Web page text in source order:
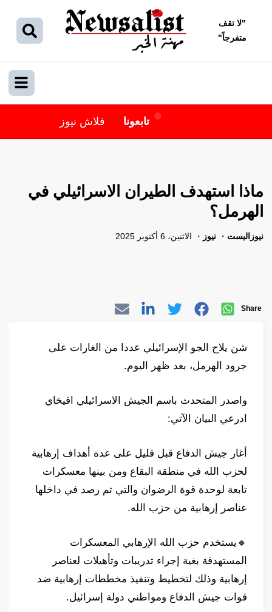
"لا تقف
متفرجاً"
تابعونا فلاش نيوز
ماذا استهدف الطيران الاسرائيلي في
الهرمل؟
نيوزاليست نيوز الاثنين، 6 أكتوبر 2025
Share
شن يلاح الجو الإسرائيلي عددا من الغارات على
جرود الهرمل، بعد ظهر اليوم.
واصدر المتحدث باسم الجيش الاسرائيلي اقيخاي
ادرعي البيان الآتي:
أغار جيش الدفاع قبل قليل على عدة أهداف إرهابية
لحزب الله في منطقة البقاع ومن بينها معسكرات
تابعة لوحدة قوة الرضوان والتي تم رصد في داخلها
عناصر إرهابية من حزب الله.
‏🔸يستخدم حزب الله الإرهابي المعسكرات
المستهدفة بغية إجراء تدريبات وتأهيلات لعناصر
إرهابية وذلك لتخطيط وتنفيذ مخططات إرهابية ضد
قوات جيش الدفاع ومواطني دولة إسرائيل.